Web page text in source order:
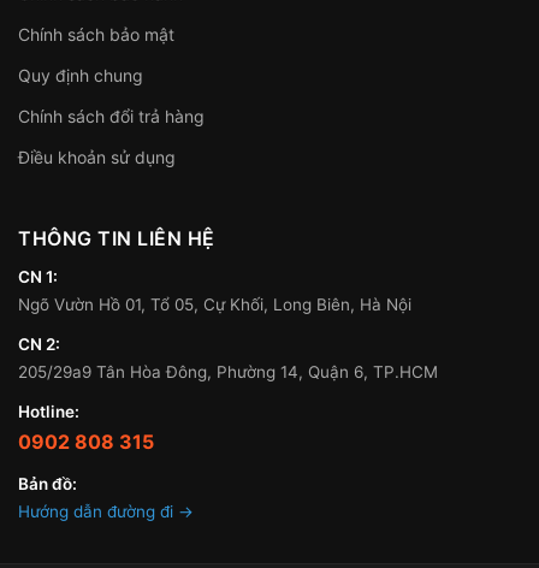
Chính sách bảo mật
Quy định chung
Chính sách đổi trả hàng
Điều khoản sử dụng
THÔNG TIN LIÊN HỆ
CN 1:
Ngõ Vườn Hồ 01, Tổ 05, Cự Khối, Long Biên, Hà Nội
CN 2:
205/29a9 Tân Hòa Đông, Phường 14, Quận 6, TP.HCM
Hotline:
0902 808 315
Bản đồ:
Hướng dẫn đường đi →